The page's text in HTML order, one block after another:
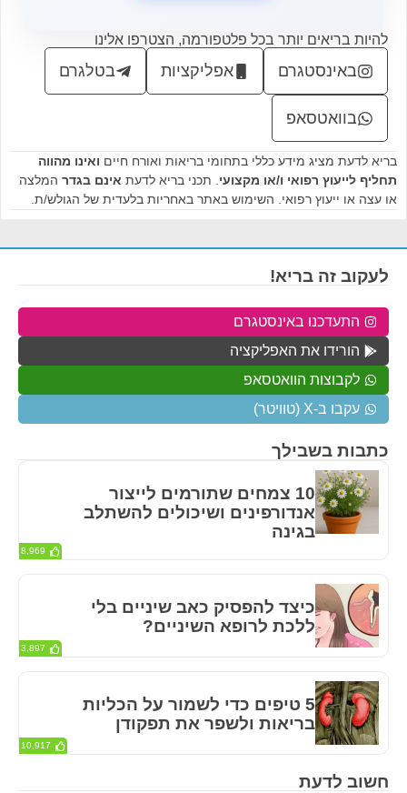
להיות בריאים יותר בכל פלטפורמה, הצטרפו אלינו
באינסטגרם אפליקציות בטלגרם
בוואטסאפ
בריא לדעת מציג מידע כללי בתחומי בריאות ואורח חיים ואינו מהווה
תחליף לייעוץ רפואי ו/או מקצועי. תכני בריא לדעת אינם בגדר המלצה
או עצה או ייעוץ רפואי. השימוש באתר באחריות בלעדית של הגולש/ת.
חשוב לדעת
כתבות בשבילך
10 צמחים שתורמים לייצור
אנדורפינים ושיכולים להשתלב
בגינה
8,969
כיצד להפסיק כאב שיניים בלי
ללכת לרופא השיניים?
3,897
5 טיפים כדי לשמור על הכליות
בריאות ולשפר את תפקודן
10,917
לעקוב זה בריא!
התעדכנו באינסטגרם
הורידו את האפליקציה
לקבוצות הוואטסאפ
עקבו ב-X (טוויטר)